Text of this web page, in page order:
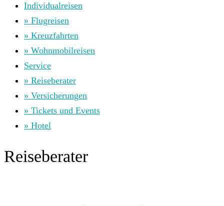
Individualreisen
» Flugreisen
» Kreuzfahrten
» Wohnmobilreisen
Service
» Reiseberater
» Versicherungen
» Tickets und Events
» Hotel
Reiseberater